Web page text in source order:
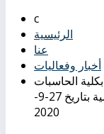
الرئيسية
عنا
أخبار وفعاليات
الحاسبات
والمعلومات الذين أدوا المقابلة الشخصية بتاريخ 27-9-
2020